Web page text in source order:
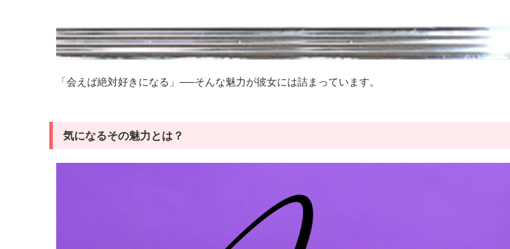
「会えば絶対好きになる」──そんな魅力が彼女には詰まっています。
気になるその魅力とは？